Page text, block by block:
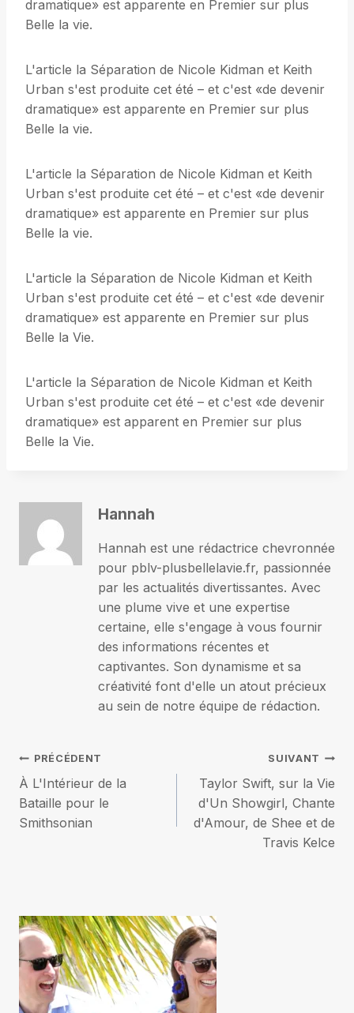
dramatique» est apparente en Premier sur plus
Belle la vie.
L'article la Séparation de Nicole Kidman et Keith
Urban s'est produite cet été – et c'est «de devenir
dramatique» est apparente en Premier sur plus
Belle la vie.
L'article la Séparation de Nicole Kidman et Keith
Urban s'est produite cet été – et c'est «de devenir
dramatique» est apparente en Premier sur plus
Belle la vie.
L'article la Séparation de Nicole Kidman et Keith
Urban s'est produite cet été – et c'est «de devenir
dramatique» est apparente en Premier sur plus
Belle la Vie.
L'article la Séparation de Nicole Kidman et Keith
Urban s'est produite cet été – et c'est «de devenir
dramatique» est apparent en Premier sur plus
Belle la Vie.
Hannah
Hannah est une rédactrice chevronnée
pour pblv-plusbellelavie.fr, passionnée
par les actualités divertissantes. Avec
une plume vive et une expertise
certaine, elle s'engage à vous fournir
des informations récentes et
captivantes. Son dynamisme et sa
créativité font d'elle un atout précieux
au sein de notre équipe de rédaction.
Navigation
de
PRÉCÉDENT
À L'Intérieur de la
Bataille pour le
Smithsonian
SUIVANT
Taylor Swift, sur la Vie
d'Un Showgirl, Chante
d'Amour, de Shee et de
Travis Kelce